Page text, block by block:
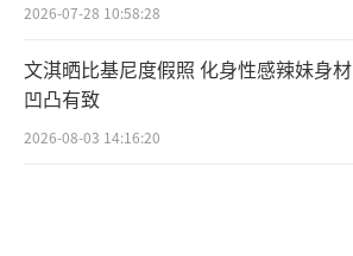
2026-07-28 10:58:28
文淇晒比基尼度假照 化身性感辣妹身材
凹凸有致
2026-08-03 14:16:20